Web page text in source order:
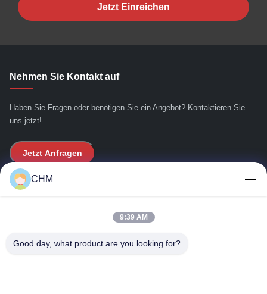
Jetzt Einreichen
Nehmen Sie Kontakt auf
Haben Sie Fragen oder benötigen Sie ein Angebot? Kontaktieren Sie
uns jetzt!
Jetzt Anfragen
Schnelllinks
ÜBER US
CHM
9:39 AM
Good day, what product are you looking for?